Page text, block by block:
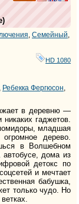
)
Семейный
HD 1080
Ребекка Фергюсон
в деревню —
гаджетов.
младшая
дерево.
в Волшебном
автобусе, дома из
детокс по
и мечтает
бабушка,
только чудо. Но